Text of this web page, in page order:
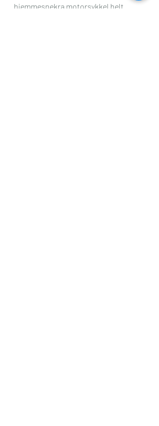
hjemmesnekra motorsykkel helt